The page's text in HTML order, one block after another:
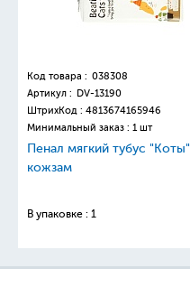
Код товара : 038308
Артикул : DV-13190
ШтрихКод : 4813674165946
Минимальный заказ : 1 шт
Пенал мягкий тубус "Коты"
кожзам
В упаковке : 1